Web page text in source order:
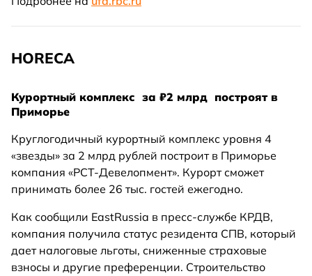
HORECA
Курортный комплекс за ₽2 млрд построят в
Приморье
Круглогодичный курортный комплекс уровня 4
«звезды» за 2 млрд рублей построит в Приморье
компания «РСТ-Девелопмент». Курорт сможет
принимать более 26 тыс. гостей ежегодно.
Как сообщили EastRussia в пресс-службе КРДВ,
компания получила статус резидента СПВ, который
дает налоговые льготы, сниженные страховые
взносы и другие преференции. Строительство